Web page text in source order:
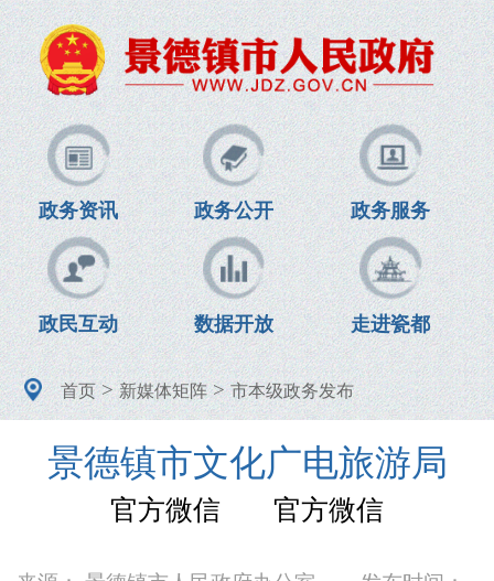
政务资讯 政务公开 政务服务
政民互动 数据开放 走进瓷都
首页>新媒体矩阵>市本级政务发布
景德镇市文化广电旅游局
官方微信 官方微信